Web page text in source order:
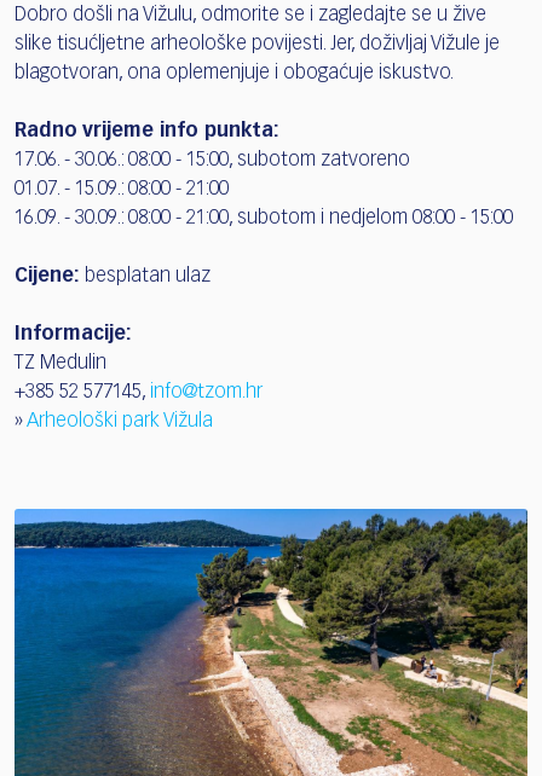
Dobro došli na Vižulu, odmorite se i zagledajte se u žive
slike tisućljetne arheološke povijesti. Jer, doživljaj Vižule je
blagotvoran, ona oplemenjuje i obogaćuje iskustvo.
Radno vrijeme info punkta:
17.06. - 30.06.: 08:00 - 15:00, subotom zatvoreno
01.07. - 15.09.: 08:00 - 21:00
16.09. - 30.09.: 08:00 - 21:00, subotom i nedjelom 08:00 - 15:00
Cijene: besplatan ulaz
Informacije:
TZ Medulin
+385 52 577145, info@tzom.hr
»Arheološki park Vižula